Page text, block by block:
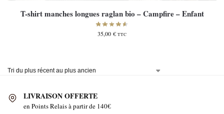
T-shirt manches longues raglan bio – Campfire – Enfant
35,00 € TTC
LIVRAISON OFFERTE
en Points Relais à partir de 140€